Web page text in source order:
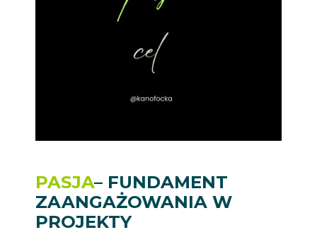
PASJA– FUNDAMENT
ZAANGAŻOWANIA W
PROJEKTY